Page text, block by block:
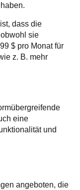
dass die
sie
$ pro Monat für
z. B. mehr
eine
und
angeboten, die